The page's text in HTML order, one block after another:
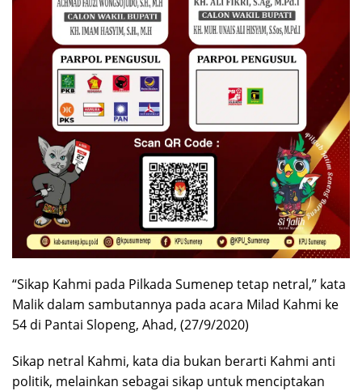
“Sikap Kahmi pada Pilkada Sumenep tetap netral,” kata
Malik dalam sambutannya pada acara Milad Kahmi ke
54 di Pantai Slopeng, Ahad, (27/9/2020)
Sikap netral Kahmi, kata dia bukan berarti Kahmi anti
politik, melainkan sebagai sikap untuk menciptakan